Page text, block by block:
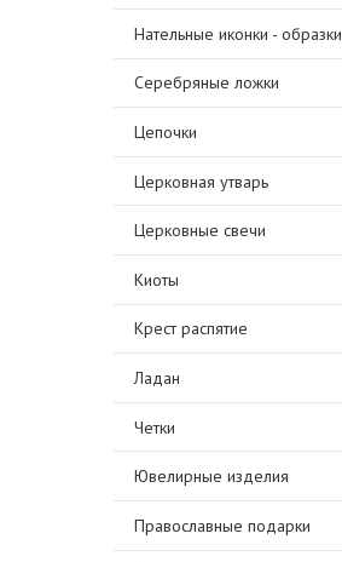
Нательные иконки - образки
Серебряные ложки
Цепочки
Церковная утварь
Церковные свечи
Киоты
Крест распятие
Ладан
Четки
Ювелирные изделия
Православные подарки